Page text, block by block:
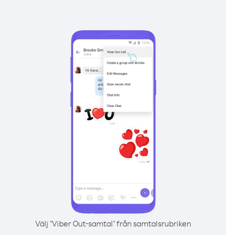
Välj "Viber Out-samtal" från samtalsrubriken